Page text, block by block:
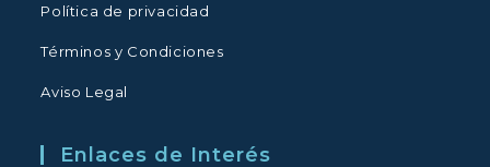
Política de privacidad
Términos y Condiciones
Aviso Legal
Enlaces de Interés